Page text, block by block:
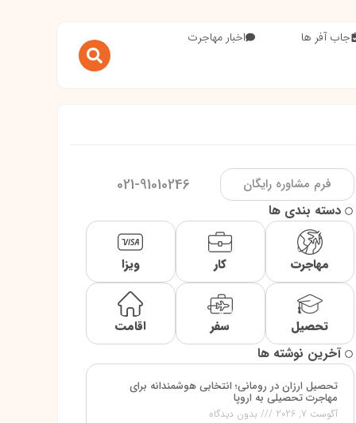
جاب آفر ها اخبار مهاجرت
فرم مشاوره رایگان 021-91010246
دسته بندی ها
مهاجرت کار ویزا
تحصیل سفر اقامت
آخرین نوشته ها
تحصیل ارزان در رومانی؛ انتخابی هوشمندانه برای
مهاجرت تحصیلی به اروپا
آگوست 7, 2026 بدون دیدگاه